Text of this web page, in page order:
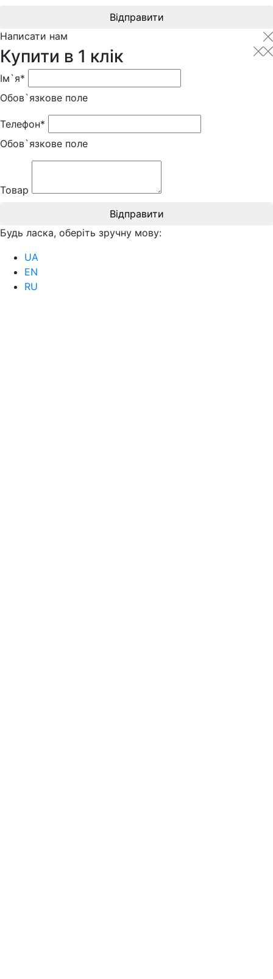
Відправити
Написати нам
Купити в 1 клік
Ім`я*
Обов`язкове поле
Телефон*
Обов`язкове поле
Товар
Відправити
Будь ласка, оберіть зручну мову:
UA
EN
RU